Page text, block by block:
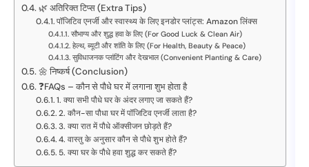
🌿 अतिरिक्त टिप्स (Extra Tips)
पॉजिटिव एनर्जी और स्वास्थ्य के लिए इनडोर प्लांट्स: Amazon लिंक्स
सौभाग्य और शुद्ध हवा के लिए (For Good Luck & Clean Air)
हेल्थ, ब्यूटी और शांति के लिए (For Health, Beauty & Peace)
सुविधाजनक प्लांटिंग और देखभाल (Convenient Planting & Care)
🌼 निष्कर्ष (Conclusion)
❓FAQs – कौन से पौधे घर में लगाना शुभ होता है
1. क्या सभी पौधे घर के अंदर लगाए जा सकते हैं?
2. कौन-सा पौधा घर में पॉजिटिव एनर्जी लाता है?
3. क्या रात में पौधे ऑक्सीजन छोड़ते हैं?
4. वास्तु के अनुसार कौन से पौधे शुभ होते हैं?
5. क्या घर के पौधे हवा शुद्ध कर सकते हैं?